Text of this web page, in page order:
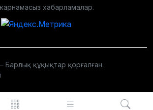
жарнамасыз хабарламалар.
Барлық құқықтар қорғалған.